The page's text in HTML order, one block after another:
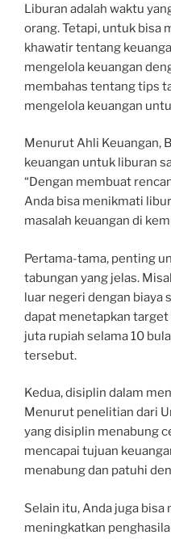
Liburan adalah waktu
orang. Tetapi, untuk bisa
khawatir tentang
mengelola keuangan
membahas tentang tips
mengelola keuangan
Menurut Ahli Keuangan,
keuangan untuk liburan
“Dengan membuat
Anda bisa menikmati
masalah keuangan di
Pertama-tama, penting
tabungan yang jelas.
luar negeri dengan biaya
dapat menetapkan
juta rupiah selama 10
tersebut.
Kedua, disiplin dalam
Menurut penelitian dari
yang disiplin menabung
mencapai tujuan
menabung dan patuhi
Selain itu, Anda juga bisa
meningkatkan